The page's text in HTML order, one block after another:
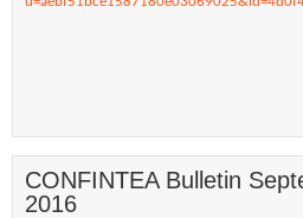
CONFINTEA Bulletin
2016